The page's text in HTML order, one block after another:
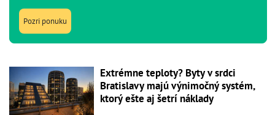
Pozri ponuku
Extrémne teploty? Byty v srdci
Bratislavy majú výnimočný systém,
ktorý ešte aj šetrí náklady